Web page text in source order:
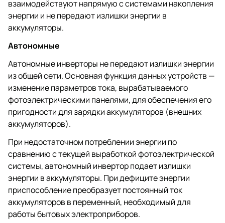
взаимодействуют напрямую с системами накопления
энергии и не передают излишки энергии в
аккумуляторы.
Автономные
Автономные инверторы не передают излишки энергии
из общей сети. Основная функция данных устройств —
изменение параметров тока, вырабатываемого
фотоэлектрическими панелями, для обеспечения его
пригодности для зарядки аккумуляторов (внешних
аккумуляторов).
При недостаточном потреблении энергии по
сравнению с текущей выработкой фотоэлектрической
системы, автономный инвертор подает излишки
энергии в аккумуляторы. При дефиците энергии
приспособление преобразует постоянный ток
аккумуляторов в переменный, необходимый для
работы бытовых электроприборов.